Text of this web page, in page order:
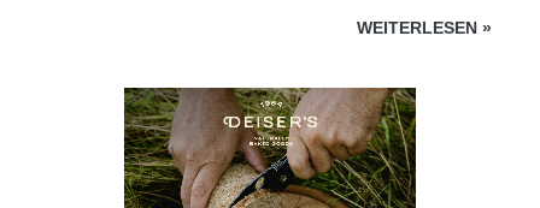
WEITERLESEN »